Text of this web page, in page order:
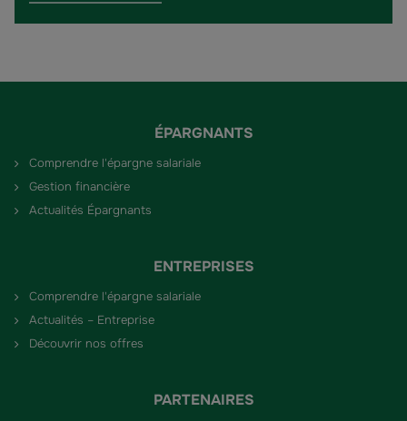
ÉPARGNANTS
Comprendre l'épargne salariale
Gestion financière
Actualités Épargnants
ENTREPRISES
Comprendre l'épargne salariale
Actualités – Entreprise
Découvrir nos offres
PARTENAIRES